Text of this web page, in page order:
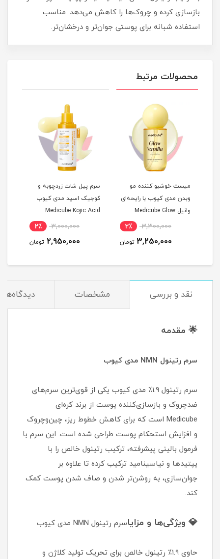
بازسازی کرده و چروک‌ها را کاهش می‌دهد. مناسب
استفاده شبانه برای پوستی جوان‌تر و درخشان‌تر.
محصولات مرتبط
میست خوشبو کننده مو
وبدن مدی کیوب با رایحه‌ای
وانیل Medicube Glow
Vanilla | آبرسان و درخشان
3,300,000 2٪
3,250,000 تومان
سرم پیل شات زردچوبه و
کوجیک اسید مدی کیوب
Medicube Kojic Acid
Turmeric Peel Shot | لایه 3,000,000 2٪
2,950,000 تومان
نقد و بررسی مشخصات دیدگاه‌ها
🌟 مقدمه
سرم رتینول NMN مدی کیوب
سرم رتینول 1.9٪ مدی کیوب یکی از قوی‌ترین سرم‌های
ضدچروک و بازسازی‌کننده پوست از برند کره‌ای
Medicube است که برای کاهش خطوط ریز، چین‌وچروک
و افزایش استحکام پوست طراحی شده است. این سرم با
فرمول بالینی پیشرفته، ترکیب رتینول خالص را با
پپتیدها و نیاسینامید ترکیب کرده تا علاوه بر
جوان‌سازی، به روشن‌تر شدن و صاف شدن پوست کمک
کند.
💎 ویژگی‌ها و مزایاسرم رتینول NMN مدی کیوب
حاوی ۱.۹٪ رتینول خالص برای تحریک تولید کلاژن و